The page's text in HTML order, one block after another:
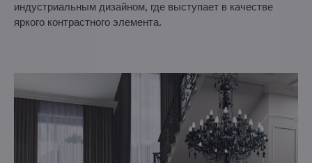
индустриальным дизайном, где выступает в качестве
яркого контрастного элемента.